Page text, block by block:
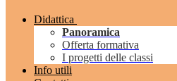
Didattica
Panoramica
Offerta formativa
I progetti delle classi
Info utili